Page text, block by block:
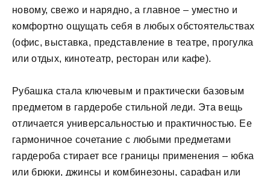
новому, свежо и нарядно, а главное – уместно и
комфортно ощущать себя в любых обстоятельствах
(офис, выставка, представление в театре, прогулка
или отдых, кинотеатр, ресторан или кафе).
Рубашка стала ключевым и практически базовым
предметом в гардеробе стильной леди. Эта вещь
отличается универсальностью и практичностью. Ее
гармоничное сочетание с любыми предметами
гардероба стирает все границы применения – юбка
или брюки, джинсы и комбинезоны, сарафан или